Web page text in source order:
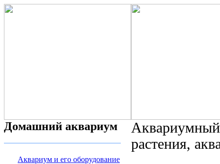
Домашний аквариум
Аквариум и его оборудование
растения,